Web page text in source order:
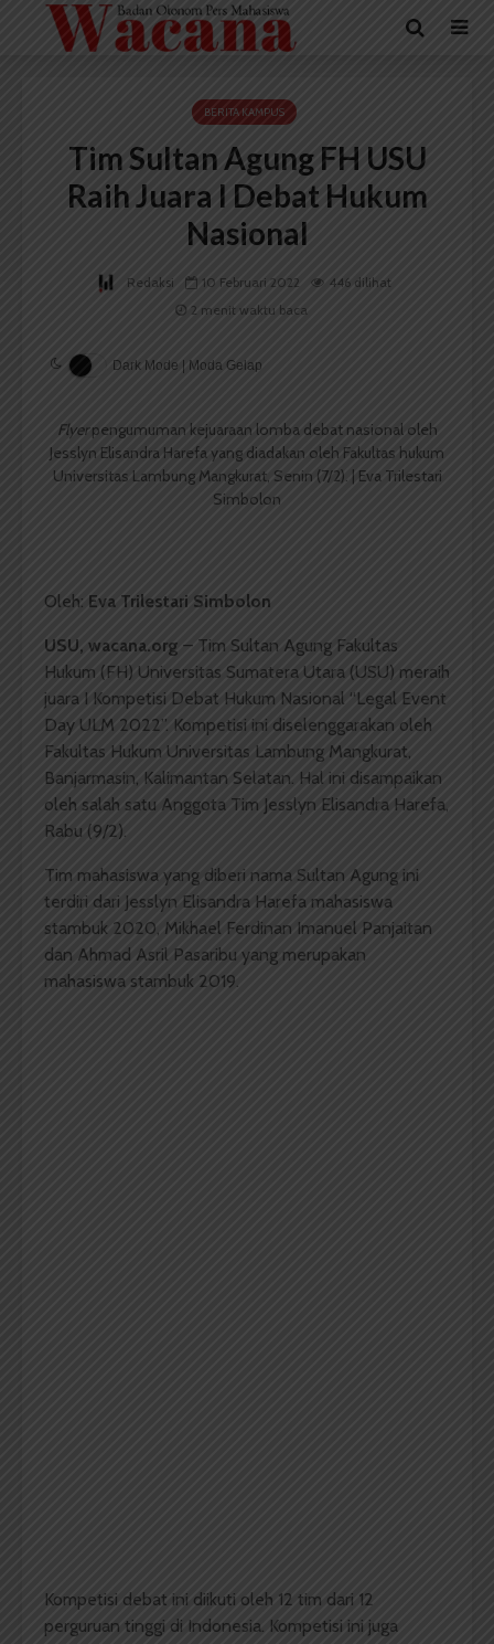
BERITA KAMPUS
Tim Sultan Agung FH USU
Raih Juara I Debat Hukum
Nasional
Redaksi 10 Februari 2022
446 dilihat
2 menit waktu baca
Dark Mode | Moda Gelap
Flyerpengumuman kejuaraan lomba debat nasional oleh
Jesslyn Elisandra Harefa yang diadakan oleh Fakultas hukum
Universitas Lambung Mangkurat, Senin (7/2). | Eva Trilestari
Simbolon
Oleh: Eva Trilestari Simbolon
USU, wacana.org – Tim Sultan Agung Fakultas
Hukum (FH) Universitas Sumatera Utara (USU) meraih
juara I Kompetisi Debat Hukum Nasional “Legal Event
Day ULM 2022”. Kompetisi ini diselenggarakan oleh
Fakultas Hukum Universitas Lambung Mangkurat,
Banjarmasin, Kalimantan Selatan. Hal ini disampaikan
oleh salah satu Anggota Tim Jesslyn Elisandra Harefa,
Rabu (9/2).
Tim mahasiswa yang diberi nama Sultan Agung ini
terdiri dari Jesslyn Elisandra Harefa mahasiswa
stambuk 2020, Mikhael Ferdinan Imanuel Panjaitan
dan Ahmad Asril Pasaribu yang merupakan
mahasiswa stambuk 2019.
Kompetisi debat ini diikuti oleh 12 tim dari 12
perguruan tinggi di Indonesia. Kompetisi ini juga